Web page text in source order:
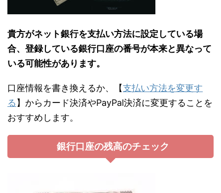
貴方がネット銀行を支払い方法に設定している場
合、登録している銀行口座の番号が本来と異なって
いる可能性があります。
口座情報を書き換えるか、【支払い方法を変更す
る】からカード決済やPayPal決済に変更することを
おすすめします。
銀行口座の残高のチェック